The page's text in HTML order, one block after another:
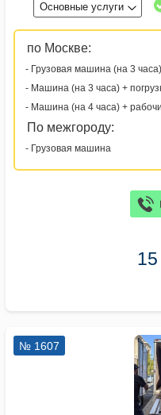
Основные услуги
по Москве:
- Грузовая машина (на 3 часа)
- Машина (на 3 часа) +
- Машина (на 4 часа) +
По межгороду:
- Грузовая машина
№ 1607